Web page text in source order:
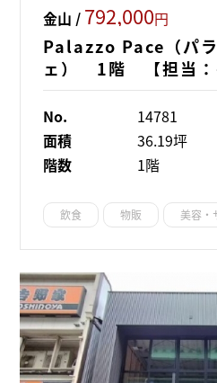
金山 / 792,000円
Palazzo Pace（パ
ェ） 1階 【担当：
No.
14781
面積
36.19坪
階数
1階
飲食 物販 美容・